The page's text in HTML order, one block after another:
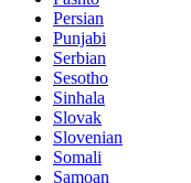
Persian
Punjabi
Serbian
Sesotho
Sinhala
Slovak
Slovenian
Somali
Samoan